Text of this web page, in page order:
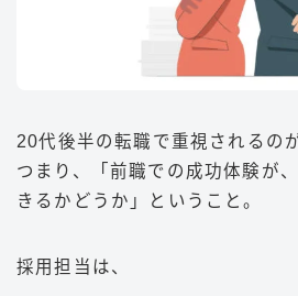
20代後半の転職で重視されるの
つまり、「前職での成功体験が
きるかどうか」ということ。
採用担当は、